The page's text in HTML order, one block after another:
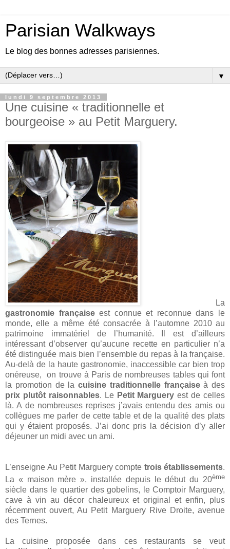
Parisian Walkways
Le blog des bonnes adresses parisiennes.
▼
lundi 9 septembre 2013
Une cuisine « traditionnelle et
bourgeoise » au Petit Marguery.
La
gastronomie françaiseest connue et reconnue dans le
monde, elle a même été consacrée à l’automne 2010 au
patrimoine immatériel de l’humanité. Il est d’ailleurs
intéressant d’observer qu’aucune recette en particulier n’a
été distinguée mais bien l’ensemble du repas à la française.
Au-delà de la haute gastronomie, inaccessible car bien trop
onéreuse, on trouve à Paris de nombreuses tables qui font
la promotion de la cuisine traditionnelle françaiseà des
prix plutôt raisonnables. Le Petit Marguery est de celles
là. A de nombreuses reprises j’avais entendu des amis ou
collègues me parler de cette table et de la qualité des plats
qui y étaient proposés. J’ai donc pris la décision d’y aller
déjeuner un midi avec un ami.
L’enseigne Au Petit Marguery compte trois établissements.
La « maison mère », installée depuis le début du 20ème
siècle dans le quartier des gobelins, le Comptoir Marguery,
cave à vin au décor chaleureux et original et enfin, plus
récemment ouvert, Au Petit Marguery Rive Droite, avenue
des Ternes.
La cuisine proposée dans ces restaurants se veut